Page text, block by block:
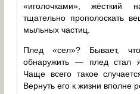
«иголочками», жёсткий
тщательно прополоскать
мыльных частиц.
Плед «сел»? Бывает,
обнаружить — плед стал
Чаще всего такое
Вернуть его к жизни вполне